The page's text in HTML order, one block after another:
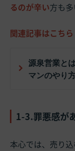
るのが辛い方も多
関連記事はこちら
源泉営業と
マンのやり
1-3.罪悪感が
本心では、売り